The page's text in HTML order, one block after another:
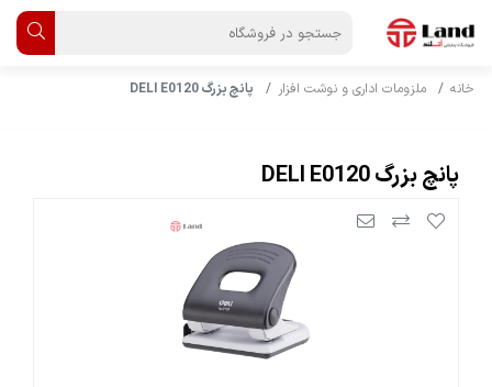
خانه ملزومات اداری و نوشت افزار پانچ بزرگ DELI E0120
پانچ بزرگ DELI E0120